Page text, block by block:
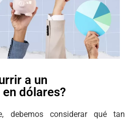
a un
dólares?
debemos considerar qué tan